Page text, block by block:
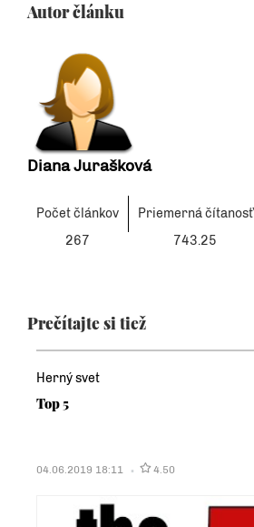
Autor článku
Diana Jurašková
Počet článkov
Priemerná čítanosť
267
743.25
Prečítajte si tiež
Herný svet
Top 5
04.06.2019 18:11 4.50